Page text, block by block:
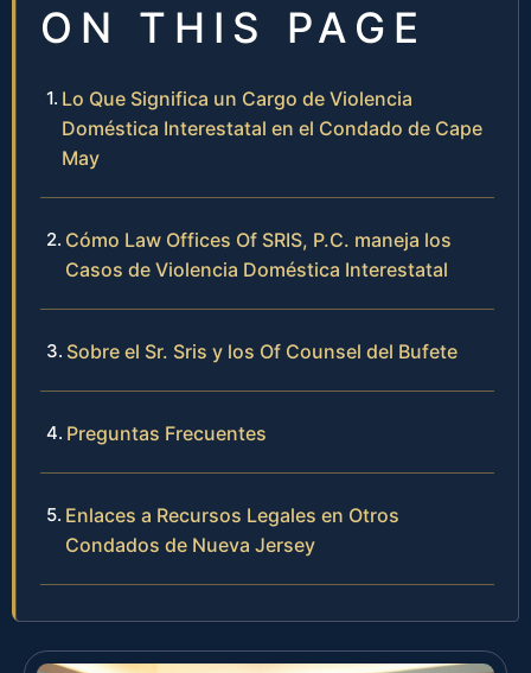
ON THIS PAGE
Lo Que Significa un Cargo de Violencia
Doméstica Interestatal en el Condado de Cape
May
Cómo Law Offices Of SRIS, P.C. maneja los
Casos de Violencia Doméstica Interestatal
Sobre el Sr. Sris y los Of Counsel del Bufete
Preguntas Frecuentes
Enlaces a Recursos Legales en Otros
Condados de Nueva Jersey